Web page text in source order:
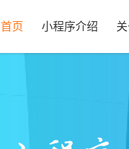
首页 小程序介绍